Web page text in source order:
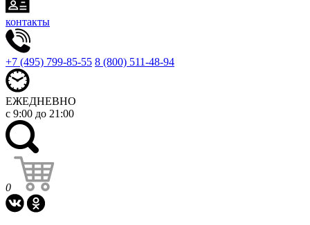
контакты
+7 (495) 799-85-55 8 (800) 511-48-94
ЕЖЕДНЕВНО
с 9:00 до 21:00
0